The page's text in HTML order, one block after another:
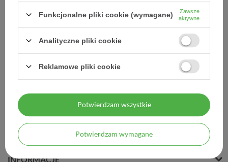
42,30 zł
0,42 zł / szt.
45,10 zł
0,45 zł / szt.
MOJE ZAMÓWIENIE
MOJE KONTO
INFORMACJE
Funkcjonalne pliki cookie (wymagane)
Zawsze
aktywne
Analityczne pliki cookie
Reklamowe pliki cookie
Potwierdzam wymagane
Potwierdzam wszystkie